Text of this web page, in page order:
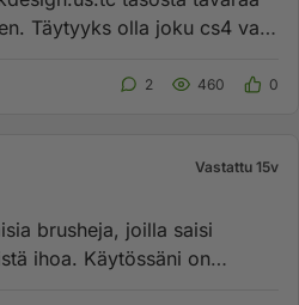
Täytyyks olla joku cs4 vai
2 460 0
Vastattu 15v
brusheja, joilla saisi
ihoa. Käytössäni on